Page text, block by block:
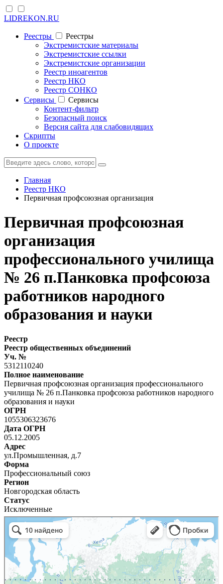
LIDREKON.RU
Реестры
Реестры
Экстремистские материалы
Экстремистские ссылки
Экстремистские организации
Реестр иноагентов
Реестр НКО
Реестр СОНКО
Cервисы
Cервисы
Контент-фильтр
Безопасный поиск
Версия сайта для слабовидящих
Скрипты
О проекте
Главная
Реестр НКО
Первичная профсоюзная организация
Первичная профсоюзная
организация
профессионального училища
№ 26 п.Панковка профсоюза
работников народного
образования и науки
Реестр
Реестр общественных объединений
Уч. №
5312110240
Полное наименование
Первичная профсоюзная организация профессионального
училища № 26 п.Панковка профсоюза работников народного
образования и науки
ОГРН
1055306323676
Дата ОГРН
05.12.2005
Адрес
ул.Промышленная, д.7
Форма
Профессиональный союз
Регион
Новгородская область
Статус
Исключенные